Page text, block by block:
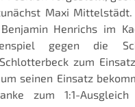
Maxi
Henrichs im
gegen die
zum
seinen Einsatz
zum 1:1-